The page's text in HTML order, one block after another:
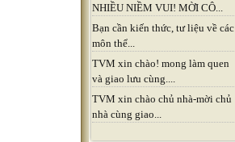
NHIỀU NIỀM VUI! MỜI CÔ...
Bạn cần kiến thức, tư liệu về các
môn thể...
TVM xin chào! mong làm quen
và giao lưu cùng....
TVM xin chào chủ nhà-mời chủ
nhà cùng giao...